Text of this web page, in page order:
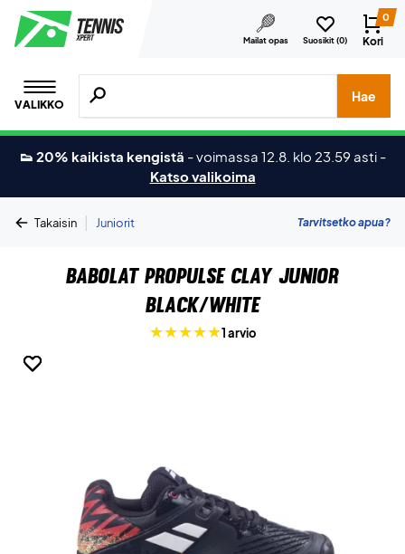
Mailat opas Suosikit (0)
0
Kori
VALIKKO
Hae tuotteita, merkkejä jne.
Hae
👟 20% kaikista kengistä -voimassa 12.8. klo 23.59 asti -
Katso valikoima
Takaisin | Juniorit Tarvitsetko apua?
Babolat Propulse Clay Junior
Black/White
1 arvio